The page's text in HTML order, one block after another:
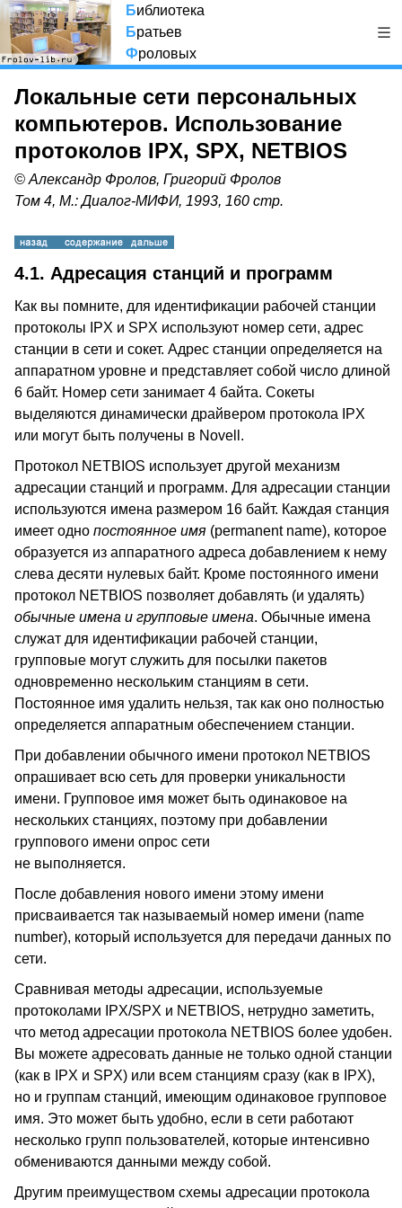
Библиотека
Братьев
Фроловых
Локальные сети персональных
компьютеров. Использование
протоколов IPX, SPX, NETBIOS
© Александр Фролов, Григорий Фролов
Том 4, М.: Диалог-МИФИ, 1993, 160 стр.
4.1. Адресация станций и программ
Как вы помните, для идентификации рабочей станции
протоколы IPX и SPX используют номер сети, адрес
станции в сети и сокет. Адрес станции определяется на
аппаратном уровне и представляет собой число длиной
6 байт. Номер сети занимает 4 байта. Сокеты
выделяются динамически драйвером протокола IPX
или могут быть получены в Novell.
Протокол NETBIOS использует другой механизм
адресации станций и программ. Для адресации станции
используются имена размером 16 байт. Каждая станция
имеет одно постоянное имя (permanent name), которое
образуется из аппаратного адреса добавлением к нему
слева десяти нулевых байт. Кроме постоянного имени
протокол NETBIOS позволяет добавлять (и удалять)
обычные имена и групповые имена. Обычные имена
служат для идентификации рабочей станции,
групповые могут служить для посылки пакетов
одновременно нескольким станциям в сети.
Постоянное имя удалить нельзя, так как оно полностью
определяется аппаратным обеспечением станции.
При добавлении обычного имени протокол NETBIOS
опрашивает всю сеть для проверки уникальности
имени. Групповое имя может быть одинаковое на
нескольких станциях, поэтому при добавлении
группового имени опрос сети
не выполняется.
После добавления нового имени этому имени
присваивается так называемый номер имени (name
number), который используется для передачи данных по
сети.
Сравнивая методы адресации, используемые
протоколами IPX/SPX и NETBIOS, нетрудно заметить,
что метод адресации протокола NETBIOS более удобен.
Вы можете адресовать данные не только одной станции
(как в IPX и SPX) или всем станциям сразу (как в IPX),
но и группам станций, имеющим одинаковое групповое
имя. Это может быть удобно, если в сети работают
несколько групп пользователей, которые интенсивно
обмениваются данными между собой.
Другим преимуществом схемы адресации протокола